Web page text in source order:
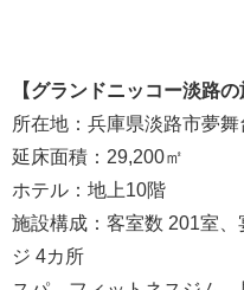
【グランドニッコー淡路の
所在地：兵庫県淡路市夢
延床面積：29,200㎡
ホテル：地上10階
施設構成：客室数 201室
ジ 4カ所